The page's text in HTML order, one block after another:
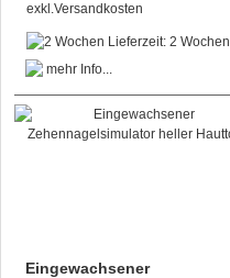
exkl.Versandkosten
Lieferzeit: 2 Wochen
Eingewachsener